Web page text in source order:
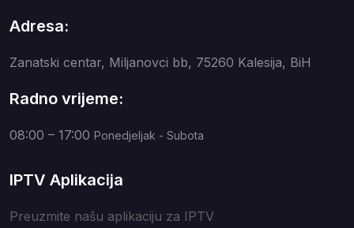
Adresa:
Zanatski centar, Miljanovci bb, 75260 Kalesija, BiH
Radno vrijeme:
08:00 – 17:00 Ponedjeljak - Subota
IPTV Aplikacija
Preuzmite našu aplikaciju za IPTV